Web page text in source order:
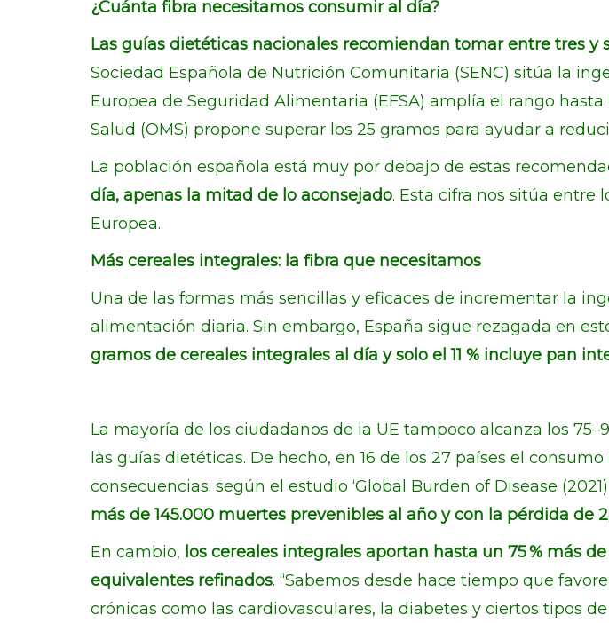
¿Cuánta fibra necesitamos consumir al día?
Las guías dietéticas nacionales recomiendan tomar entre tres
Sociedad Española de Nutrición Comunitaria (SENC) sitúa la
Europea de Seguridad Alimentaria (EFSA) amplía el rango
Salud (OMS) propone superar los 25 gramos para ayudar a
La población española está muy por debajo de estas
día, apenas la mitad de lo aconsejado. Esta cifra nos sitúa entre
Europea.
Más cereales integrales: la fibra que necesitamos
Una de las formas más sencillas y eficaces de incrementar la
alimentación diaria. Sin embargo, España sigue rezagada en
gramos de cereales integrales al día y solo el 11 % incluye pan
La mayoría de los ciudadanos de la UE tampoco alcanza los
las guías dietéticas. De hecho, en 16 de los 27 países el
consecuencias: según el estudio ‘Global Burden of Disease
más de 145.000 muertes prevenibles al año y con la pérdida de
En cambio, los cereales integrales aportan hasta un 75 % más
equivalentes refinados. “Sabemos desde hace tiempo que
crónicas como las cardiovasculares, la diabetes y ciertos tipos